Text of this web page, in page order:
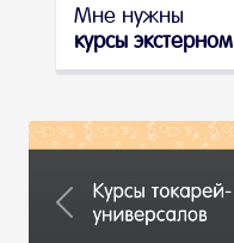
Мне нужны
курсы экстерном
Previous